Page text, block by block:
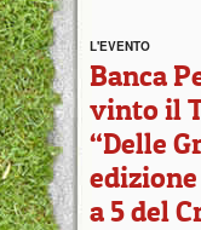
L'EVENTO
Banca
vinto il
“Delle
a 5 del